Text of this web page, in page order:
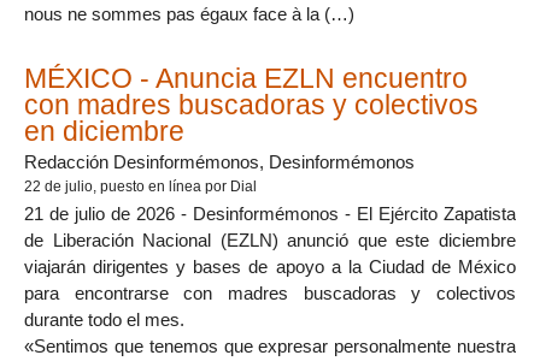
nous ne sommes pas égaux face à la (…)
MÉXICO - Anuncia EZLN encuentro
con madres buscadoras y colectivos
en diciembre
Redacción Desinformémonos, Desinformémonos
22 de julio, puesto en línea por Dial
21 de julio de 2026 - Desinformémonos - El Ejército Zapatista
de Liberación Nacional (EZLN) anunció que este diciembre
viajarán dirigentes y bases de apoyo a la Ciudad de México
para encontrarse con madres buscadoras y colectivos
durante todo el mes.
«Sentimos que tenemos que expresar personalmente nuestra